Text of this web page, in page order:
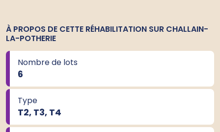
À PROPOS DE CETTE RÉHABILITATION SUR CHALLAIN-
LA-POTHERIE
Nombre de lots
6
Type
T2, T3, T4